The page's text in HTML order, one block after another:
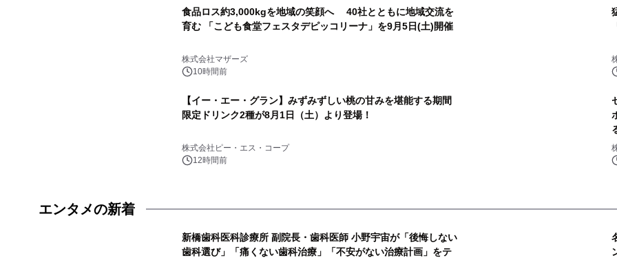
食品ロス約3,000kgを地域の笑顔へ 40社とともに地域交流を
育む 「こども食堂フェスタデピッコリーナ」を9月5日(土)開催
株式会社マザーズ
10時間前
【イー・エー・グラン】みずみずしい桃の甘みを堪能する期間
限定ドリンク2種が8月1日（土）より登場！
株式会社ピー・エス・コープ
12時間前
エンタメの新着
新橋歯科医科診療所 副院長・歯科医師 小野宇宙が「後悔しない
歯科選び」「痛くない歯科治療」「不安がない治療計画」をテ